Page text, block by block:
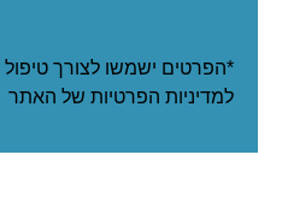
*הפרטים ישמשו לצורך
למדיניות הפרטיות של האתר